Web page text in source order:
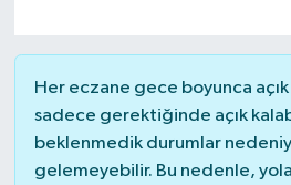
Her eczane gece boyunca açık
sadece gerektiğinde açık
beklenmedik durumlar
gelemeyebilir. Bu nedenle,